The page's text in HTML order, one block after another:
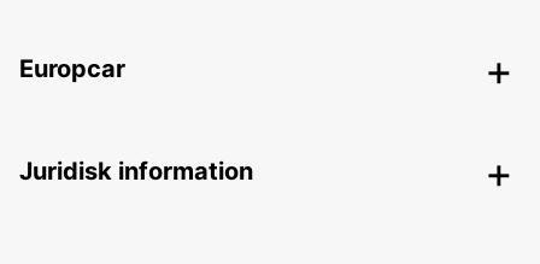
Europcar
Juridisk information